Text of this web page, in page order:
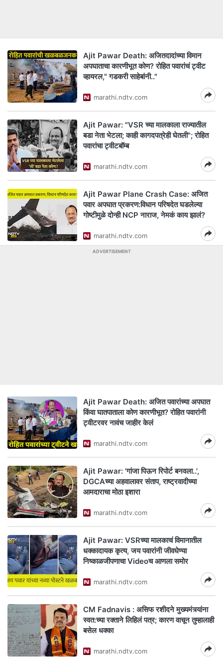
Ajit Pawar Death: अजितदादांच्या विमान
अपघाताचा कारणीभूत कोण? रोहित पवारांचं ट्वीट
व्हायरल," गडकरी साहेबांनी.."
marathi.ndtv.com
Ajit Pawar: "VSR च्या मालकाला राज्यातील
बडा नेता भेटला; काही कागदपत्रेही घेतली"; रोहित
पवारांचा ट्वीटबॉम्ब
marathi.ndtv.com
Ajit Pawar Plane Crash Case: अजित
पवार अपघात प्रकरण:विधान परिषदेत घडलेल्या
गोष्टीमुळे दोन्ही NCP नाराज, नेमकं काय झालं?
marathi.ndtv.com
ADVERTISEMENT
Ajit Pawar Death: अजित पवारांच्या अपघात
किंवा घातपाताला कोण कारणीभूत? रोहित पवारांनी
ट्वीटरवर नावंच जाहीर केलं
marathi.ndtv.com
Ajit Pawar: 'गांजा पिऊन रिपोर्ट बनवला..',
DGCAच्या अहवालावर संताप, राष्ट्रवादीच्या
आमदाराचा मोठा इशारा
marathi.ndtv.com
Ajit Pawar: VSRच्या मालकाचं विमानातील
धक्कादायक कृत्य, जय पवारांनी जीवघेण्या
निष्काळजीपणाचा Videoच आणला समोर
marathi.ndtv.com
CM Fadnavis : असिफ रशीदने मुख्यमंत्र्यांना
स्वत:च्या रक्ताने लिहिलं पत्र; कारण वाचून तुम्हालाही
बसेल धक्का
marathi.ndtv.com